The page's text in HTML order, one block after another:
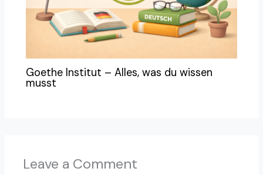
Goethe Institut – Alles, was du wissen
musst
Leave a Comment